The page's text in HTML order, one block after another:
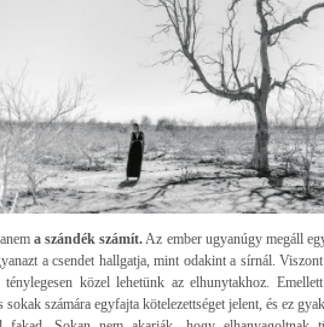
a szándék számít. Az ember ugyanúgy megáll
a csendet hallgatja, mint odakint a sírnál.
közel lehetünk az elhunytakhoz.
sokak számára egyfajta kötelezettséget jelent, és ez